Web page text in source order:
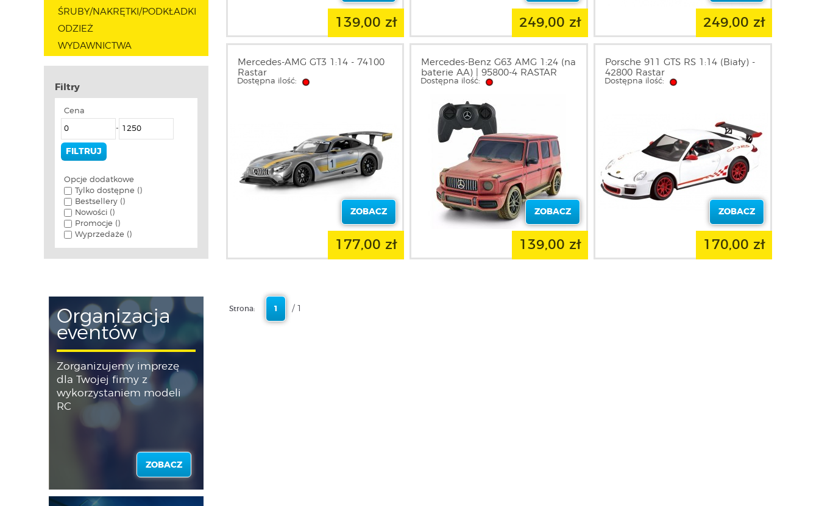
ŚRUBY/NAKRĘTKI/PODKŁADKI
ODZIEŻ
WYDAWNICTWA
Filtry
Cena
-
Opcje dodatkowe
Tylko dostępne ()
Bestsellery ()
Nowości ()
Promocje ()
Wyprzedaże ()
Organizacja
eventów
Zorganizujemy imprezę
dla Twojej firmy z
wykorzystaniem modeli
RC
ZOBACZ
139,00 zł 249,00 zł 249,00 zł
Mercedes-AMG GT3 1:14 - 74100
Rastar
Dostępna ilość:
ZOBACZ
177,00 zł
Mercedes-Benz G63 AMG 1:24 (na
baterie AA) | 95800-4 RASTAR
Dostępna ilość:
ZOBACZ
139,00 zł
Porsche 911 GTS RS 1:14 (Biały) -
42800 Rastar
Dostępna ilość:
ZOBACZ
170,00 zł
Strona: 1 / 1